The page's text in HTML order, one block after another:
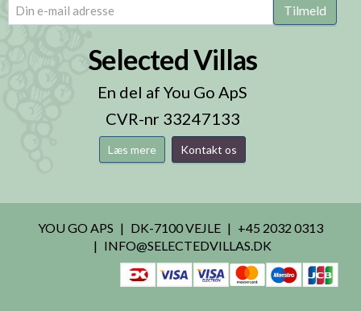
email (Påkrævet) Tilmeld
Selected Villas
En del af You Go ApS
CVR-nr 33247133
Læs mere Kontakt os
YOU GO APS DK-7100 VEJLE
+45 2032 0313
INFO@SELECTEDVILLAS.DK